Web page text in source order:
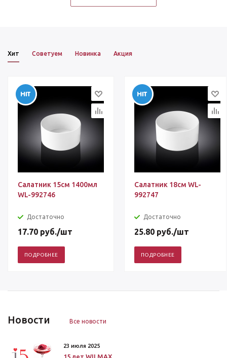
Хит Советуем Новинка Акция
Салатник 15см 1400мл
WL-992746
Достаточно
17.70 руб./шт
ПОДРОБНЕЕ
Салатник 18см WL-
992747
Достаточно
25.80 руб./шт
ПОДРОБНЕЕ
Новости Все новости
23 июля 2025
15 лет WILMAX